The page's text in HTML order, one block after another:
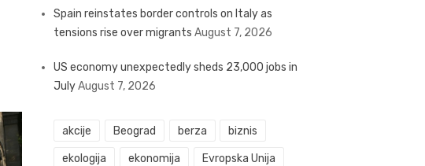
Spain reinstates border controls on Italy as
tensions rise over migrants August 7, 2026
US economy unexpectedly sheds 23,000 jobs in
JulyAugust 7, 2026
akcije Beograd berza biznis
ekologija ekonomija Evropska Unija